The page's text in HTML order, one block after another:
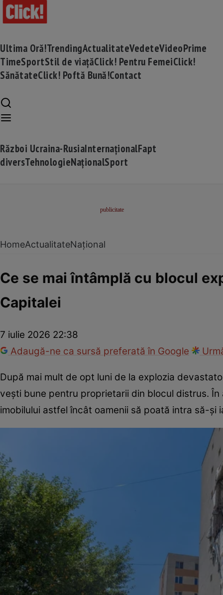
Ultima Oră!TrendingActualitateVedeteVideoPrime
TimeSportStil de viațăClick! Pentru FemeiClick!
SănătateClick! Poftă Bună!Contact
Război Ucraina-RusiaInternaționalFapt
diversTehnologieNaționalSport
HomeActualitateNațional
Ce se mai întâmplă cu blocul
Capitalei
7 iulie 2026 22:38
Adaugă-ne ca sursă preferată în Google
După mai mult de opt luni de la explozia
vești bune pentru proprietarii din blocul distrus.
imobilului astfel încât oamenii să poată intra să-și